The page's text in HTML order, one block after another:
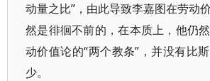
动量之比”，由此导致李嘉图在劳动
然是徘徊不前的，在本质上，他仍
动价值论的“两个教条”，并没有比
少。